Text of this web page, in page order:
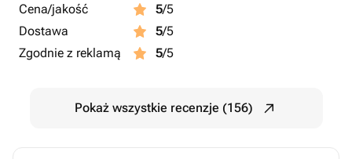
Cena/jakość
5/5
Dostawa
5/5
Zgodnie z reklamą
5/5
Pokaż wszystkie recenzje (156)